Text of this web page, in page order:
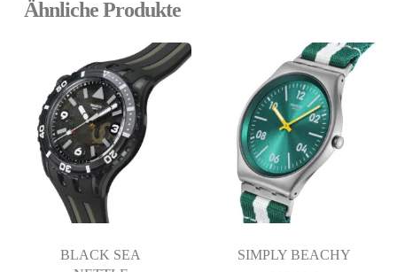
Ähnliche Produkte
BLACK SEA
SIMPLY BEACHY